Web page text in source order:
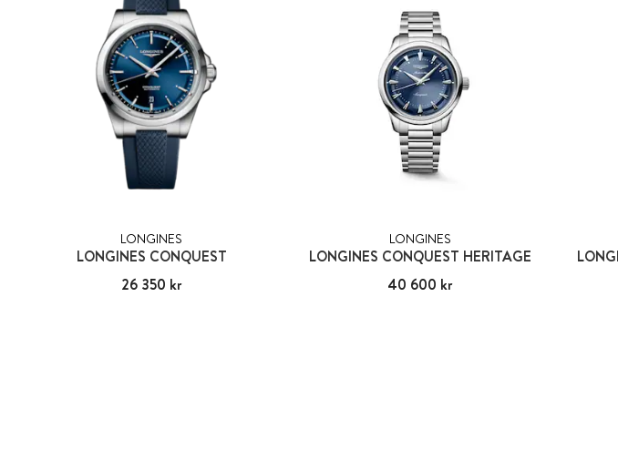
LONGINES
LONGINES CONQUEST
Pris:26 350 kr
26 350 kr
LONGINES
LONGINES CONQUEST HERITAGE
Pris:40 600 kr
40 600 kr